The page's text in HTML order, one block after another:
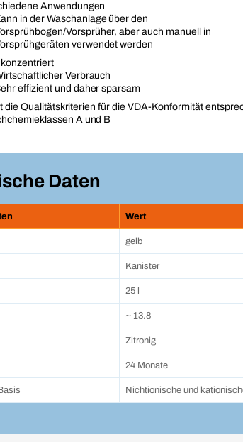
Anwendungen
in der Waschanlage über den
Vorsprüher, aber auch manuell in
verwendet werden
Verbrauch
effizient und daher sparsam
die Qualitätskriterien für die VDA-Konformität
A und B
Daten
Wert
gelb
Kanister
25 l
~ 13.8
Zitronig
24 Monate
Nichtionische und